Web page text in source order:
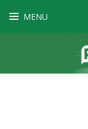
MENU